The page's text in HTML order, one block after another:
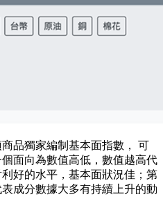
品獨家編制基本面指數， 可
面向為數值高低，數值越高代
好的水平，基本面狀況佳；第
成分數據大多有持續上升的動